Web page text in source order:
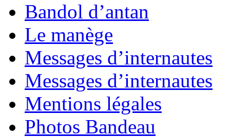
Bandol d’antan
Le manège
Messages d’internautes
Messages d’internautes
Mentions légales
Photos Bandeau